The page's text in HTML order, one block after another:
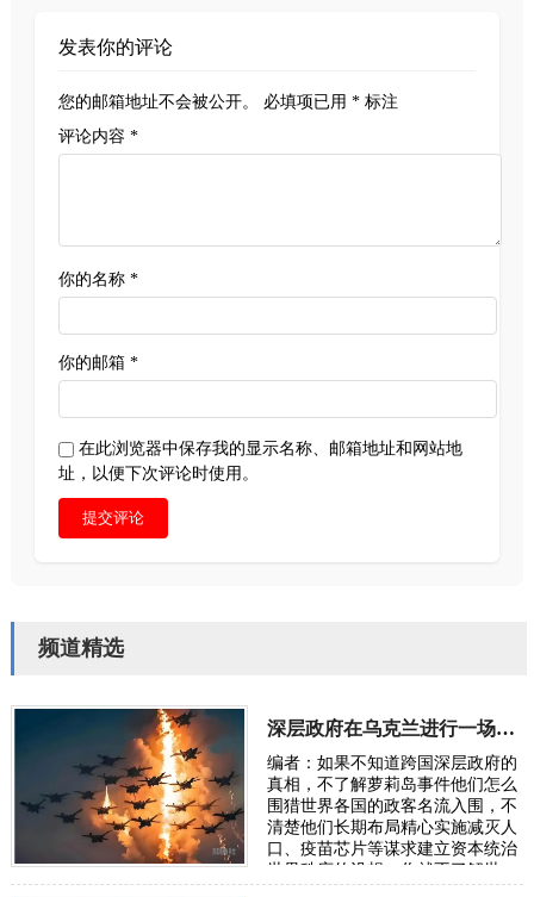
发表你的评论
您的邮箱地址不会被公开。 必填项已用 *标注
评论内容 *
你的名称 *
你的邮箱 *
在此浏览器中保存我的显示名称、邮箱地址和网站地
址，以便下次评论时使用。
提交评论
频道精选
深层政府在乌克兰进行一场“地狱级大实验”，骗了全世界
编者：如果不知道跨国深层政府的
真相，不了解萝莉岛事件他们怎么
围猎世界各国的政客名流入围，不
清楚他们长期布局精心实施减灭人
口、疫苗芯片等谋求建立资本统治
世界秩序的设想，你就不了解世
界，也无从了解俄乌战争。所谓五